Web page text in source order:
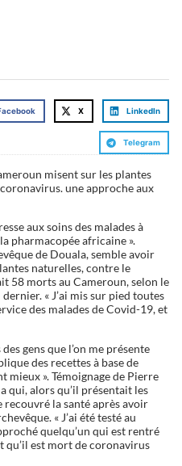
X LinkedIn
Telegram
misent sur les plantes
une approche aux
aux soins des malades à
pharmacopée africaine ».
de Douala, semble avoir
naturelles, contre le
58 morts au Cameroun, selon le
« J’ai mis sur pied toutes
des malades de Covid-19, et
gens que l’on me présente
des recettes à base de
mieux ». Témoignage de Pierre
qui, alors qu’il présentait les
la santé après avoir
« J’ai été testé au
quelqu’un qui est rentré
qu’il est mort de coronavirus